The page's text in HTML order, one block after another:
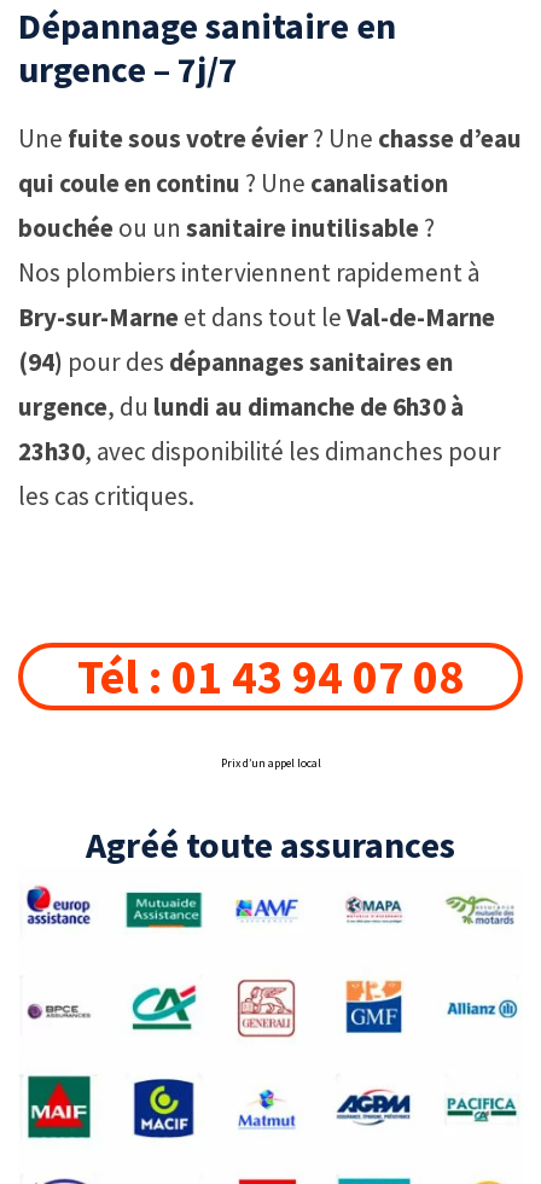
Dépannage sanitaire en
urgence – 7j/7
Une fuite sous votre évier? Une chasse d’eau
qui coule en continu ? Une canalisation
bouchéeou un sanitaire inutilisable?
Nos plombiers interviennent rapidement à
Bry-sur-Marneet dans tout leVal-de-Marne
(94) pour des dépannages sanitaires en
urgence, du lundi au dimanche de 6h30 à
23h30, avec disponibilité les dimanches pour
les cas critiques.
Tél : 01 43 94 07 08
Prix d’un appel local
Agréé toute assurances